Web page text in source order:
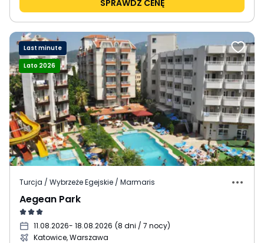
SPRAWDŹ CENĘ
Last minute
Lato 2026
Turcja / Wybrzeże Egejskie / Marmaris
Aegean Park
11.08.2026- 18.08.2026 (8 dni / 7 nocy)
Katowice, Warszawa